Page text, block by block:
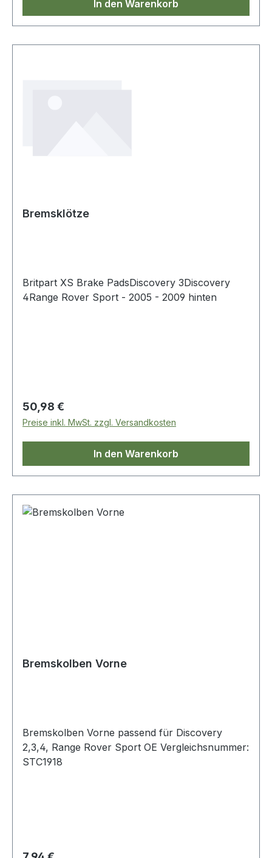
In den Warenkorb
Bremsklötze
Britpart XS Brake PadsDiscovery 3Discovery
4Range Rover Sport - 2005 - 2009 hinten
Regulärer Preis:
50,98 €
Preise inkl. MwSt. zzgl. Versandkosten
In den Warenkorb
Bremskolben Vorne
Bremskolben Vorne passend für Discovery
2,3,4, Range Rover Sport OE Vergleichsnummer:
STC1918